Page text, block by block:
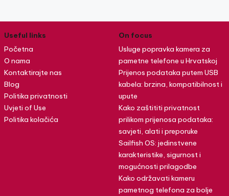
Useful links
Početna
O nama
Kontaktirajte nas
Blog
Politika privatnosti
Uvjeti of Use
Politika kolačića
On focus
Usluge popravka kamera za
pametne telefone u Hrvatskoj
Prijenos podataka putem USB
kabela: brzina, kompatibilnost i
upute
Kako zaštititi privatnost
prilikom prijenosa podataka:
savjeti, alati i preporuke
Sailfish OS: jedinstvene
karakteristike, sigurnost i
mogućnosti prilagodbe
Kako održavati kameru
pametnog telefona za bolje